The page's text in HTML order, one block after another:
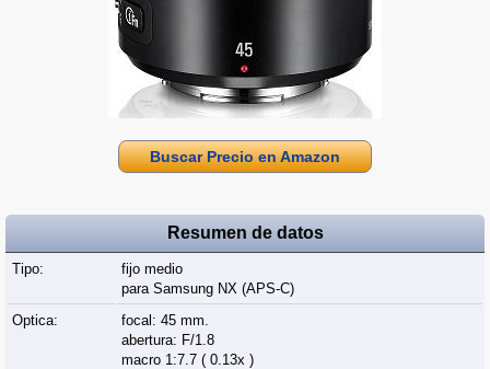
Buscar Precio en Amazon
Resumen de datos
Tipo:
fijo medio
para Samsung NX (APS‑C)
Optica:
focal: 45 mm.
abertura: F/1.8
macro 1:7.7 ( 0.13x )